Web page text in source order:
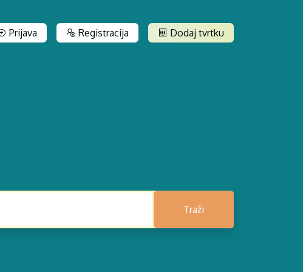
Prijava Registracija Dodaj tvrtku
Traži